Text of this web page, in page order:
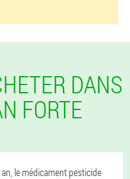
DANS
FORTE
le médicament pesticide